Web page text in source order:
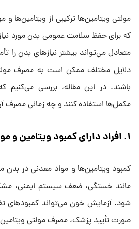
مولتی ویتامین‌ها ترکیبی از ویتامین‌ها
که برای حفظ سلامت عمومی بدن مورد
متعادل می‌تواند بیشتر نیازهای بدن را
دلایل مختلف ممکن است به مصرف
باشند. در این مقاله، بررسی می‌کنیم
مکمل‌ها استفاده کنند و چه زمانی
۱. افراد دارای کمبود ویتامین و مواد معدنی
کمبود ویتامین‌ها و مواد معدنی در بدن
مانند خستگی، ضعف سیستم ایمنی،
شود. آزمایش خون می‌تواند کمبودهای
صورت تأیید پزشک، مصرف مولتی